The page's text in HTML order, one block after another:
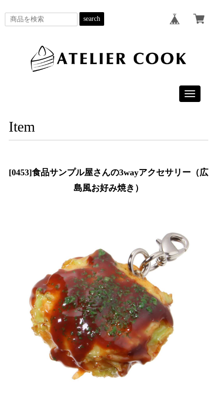
search
Toggle
Item
[0453]食品サンプル屋さんの3wayアクセサリー（広
島風お好み焼き）